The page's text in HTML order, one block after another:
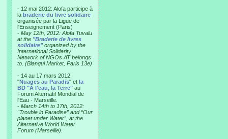
- 12 mai 2012: Alofa participe à
la braderie du livre solidaire
organisée par la Ligue de
l'Enseignement (Paris)
- May 12th, 2012: Alofa Tuvalu
at the "Braderie de livres
solidaire"organized by the
International Solidarity
Network of NGOs AT belongs
to. (Blanqui Market, Paris 13e)
- 14 au 17 mars 2012:
"Nuages au Paradis" et la
BD "A l'eau, la Terre" au
Forum Alternatif Mondial de
l'Eau - Marseille.
- March 14th to 17th, 2012:
"Trouble in Paradise” and “Our
planet under Water”, at the
Alternative World Water
Forum (Marseille).